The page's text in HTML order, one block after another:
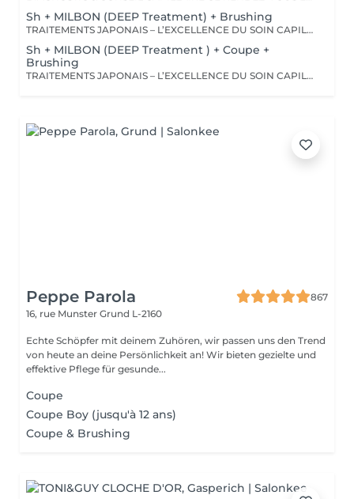
Sh + MILBON (DEEP Treatment) + Brushing
TRAITEMENTS JAPONAIS – L’EXCELLENCE DU SOIN CAPILLAIRE Découvrez un univers de soins capillaires japonais haut de gamme, reconnus pour leur technologie avancée et leurs résultats exceptionnels. Des traitements sur-mesure conçus pour répondre aux besoins spécifiques de chaque chevelure : hydratation, réparation, discipline, cuir chevelu ou nutrition . Chaque traitement agit au cœur de la fibre capillaire pour révéler des cheveux visiblement plus sains, brillants et soyeux. -Nos différentes lignes de traitements : SMOOTH (Collagène) Pour les cheveux emmêlés, ternes ou difficiles à coiffer. • Démêle instantanément • Lisse la fibre capillaire • Apporte douceur et brillance • Toucher léger et soyeux REPAIR (CMADK / Kératine) Pour les cheveux sensibilisés, cassants ou très abîmés. • Répare intensément • Renforce la structure interne du cheveu • Reconstruit la fibre en profondeur • Redonne force et élasticité ANTI-FRIZZ (Céramides / 18-MEA) Pour les cheveux indisciplinés, sensibilisés à l’humidité. • Contrôle les frisottis • Réduit le volume excessif • Protège de l’humidité • Facilite le coiffage • Apporte souplesse et brillance SCALP (Hyaluron / Agents Purifiants) Pour rééquilibrer et purifier le cuir chevelu. Idéal en cas de démangeaisons, pellicules, sécheresse ou excès de sébum. • Apaise le cuir chevelu • Purifie en douceur • Rééquilibre la barrière protectrice naturelle • Favorise un environnement sain pour la pousse Veuillez noter : les tarifs peuvent varier selon la longueur des cheveux, la quantité de produit nécessaire et la complexité de la prestation. Supplément possible à partir de +15€. Pour toute demande spécifique, merci de nous contacter.
Sh + MILBON (DEEP Treatment ) + Coupe +
Brushing
TRAITEMENTS JAPONAIS – L’EXCELLENCE DU SOIN CAPILLAIRE Découvrez un univers de soins capillaires japonais haut de gamme, reconnus pour leur technologie avancée et leurs résultats exceptionnels. Des traitements sur-mesure conçus pour répondre aux besoins spécifiques de chaque chevelure : hydratation, réparation, discipline, cuir chevelu ou nutrition . Chaque traitement agit au cœur de la fibre capillaire pour révéler des cheveux visiblement plus sains, brillants et soyeux. -Nos différentes lignes de traitements : SMOOTH (Collagène) Pour les cheveux emmêlés, ternes ou difficiles à coiffer. • Démêle instantanément • Lisse la fibre capillaire • Apporte douceur et brillance • Toucher léger et soyeux REPAIR (CMADK / Kératine) Pour les cheveux sensibilisés, cassants ou très abîmés. • Répare intensément • Renforce la structure interne du cheveu • Reconstruit la fibre en profondeur • Redonne force et élasticité ANTI-FRIZZ (Céramides / 18-MEA) Pour les cheveux indisciplinés, sensibilisés à l’humidité. • Contrôle les frisottis • Réduit le volume excessif • Protège de l’humidité • Facilite le coiffage • Apporte souplesse et brillance SCALP (Hyaluron / Agents Purifiants) Pour rééquilibrer et purifier le cuir chevelu. Idéal en cas de démangeaisons, pellicules, sécheresse ou excès de sébum. • Apaise le cuir chevelu • Purifie en douceur • Rééquilibre la barrière protectrice naturelle • Favorise un environnement sain pour la pousse Veuillez noter : les tarifs peuvent varier selon la longueur des cheveux, la quantité de produit nécessaire et la complexité de la prestation. Supplément possible à partir de +15€. Pour toute demande spécifique, merci de nous contacter.
Peppe Parola
867
16, rue Munster Grund L-2160
Echte Schöpfer mit deinem Zuhören, wir passen uns den Trend
von heute an deine Persönlichkeit an! Wir bieten gezielte und
effektive Pflege für gesunde...
Coupe
Coupe Boy (jusqu'à 12 ans)
Coupe & Brushing